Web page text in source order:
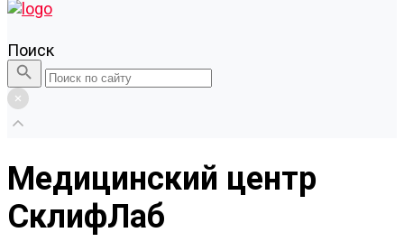
Поиск
Медицинский центр
СклифЛаб